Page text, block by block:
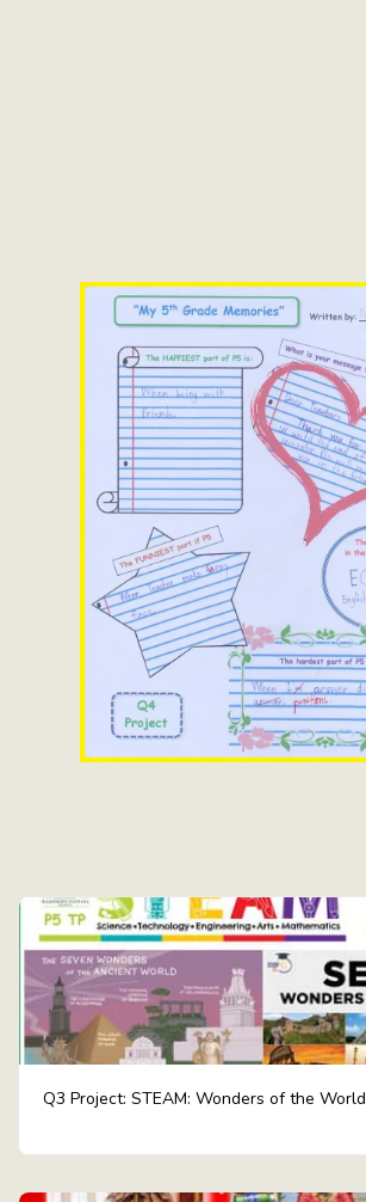
Q3 Project: STEAM: Wonders of the World